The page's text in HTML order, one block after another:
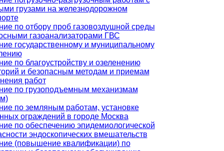
грузами на железнодорожном
по отбору проб газовоздушной среды
газоанализаторами ГВС
государственному и муниципальному
по благоустройству и озеленению
и безопасным методам и приемам
работ
по грузоподъемным механизмам
по земляным работам, установке
ограждений в городе Москва
по обеспечению эпидемиологической
эндоскопических вмешательств
(повышение квалификации) по